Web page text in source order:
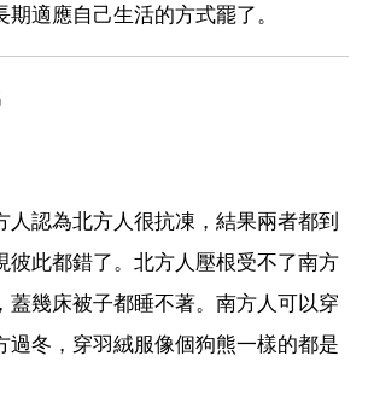
適應自己生活的方式罷了。
人認為北方人很抗凍，結果兩者都到
彼此都錯了。北方人壓根受不了南方
蓋幾床被子都睡不著。南方人可以穿
過冬，穿羽絨服像個狗熊一樣的都是